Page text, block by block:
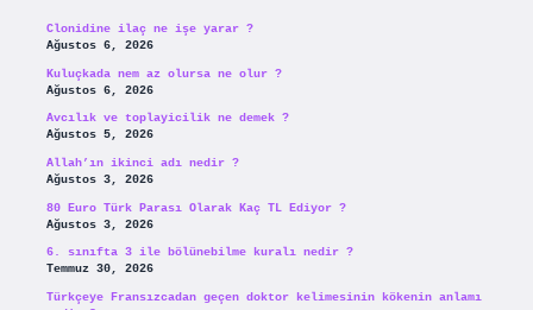
Clonidine ilaç ne işe yarar ?
Ağustos 6, 2026
Kuluçkada nem az olursa ne olur ?
Ağustos 6, 2026
Avcılık ve toplayicilik ne demek ?
Ağustos 5, 2026
Allah’ın ikinci adı nedir ?
Ağustos 3, 2026
80 Euro Türk Parası Olarak Kaç TL Ediyor ?
Ağustos 3, 2026
6. sınıfta 3 ile bölünebilme kuralı nedir ?
Temmuz 30, 2026
Türkçeye Fransızcadan geçen doktor kelimesinin kökenin anlamı